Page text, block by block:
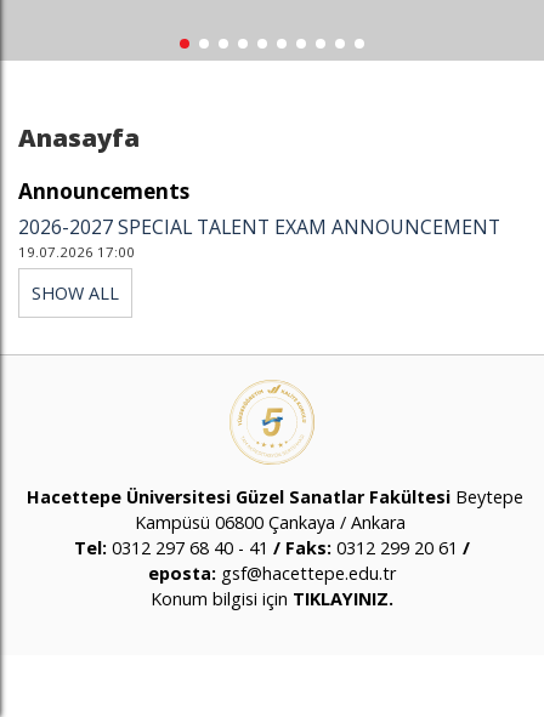
Anasayfa
Announcements
2026-2027 SPECIAL TALENT EXAM ANNOUNCEMENT
19.07.2026 17:00
SHOW ALL
Hacettepe Üniversitesi Güzel Sanatlar Fakültesi Beytepe
Kampüsü 06800 Çankaya / Ankara
Tel: 0312 297 68 40 - 41 / Faks: 0312 299 20 61 /
eposta: gsf@hacettepe.edu.tr
Konum bilgisi için TIKLAYINIZ.